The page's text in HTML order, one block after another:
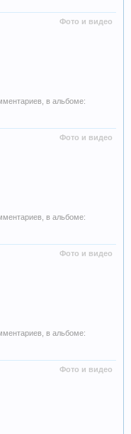
Фото и видео
в альбоме:
Фото и видео
в альбоме:
Фото и видео
в альбоме:
Фото и видео